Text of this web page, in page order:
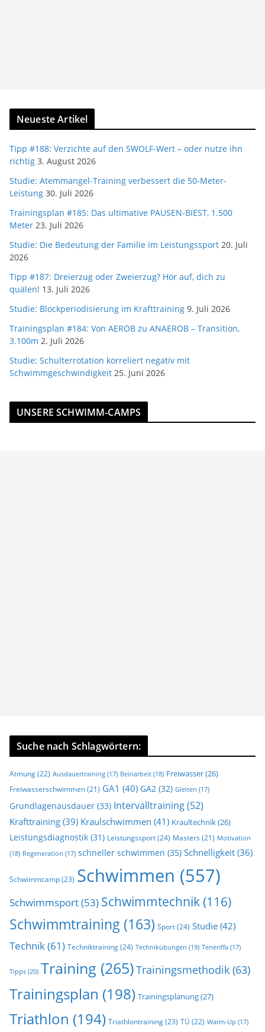
Neueste Artikel
Tipp #188: Verzichte auf den SWOLF-Wert – oder nutze ihn
richtig 3. August 2026
Studie: Atemmangel-Training verbessert die 50-Meter-
Leistung 30. Juli 2026
Trainingsplan #185: Das ultimative PAUSEN-BIEST, 1.500
Meter 23. Juli 2026
Studie: Die Bedeutung der Familie im Leistungssport 20. Juli
2026
Tipp #187: Dreierzug oder Zweierzug? Hör auf, dich zu
quälen! 13. Juli 2026
Studie: Blockperiodisierung im Krafttraining 9. Juli 2026
Trainingsplan #184: Von AEROB zu ANAEROB – Transition,
3.100m 2. Juli 2026
Studie: Schulterrotation korreliert negativ mit
Schwimmgeschwindigkeit 25. Juni 2026
UNSERE SCHWIMM-CAMPS
Suche nach Schlagwörtern:
Atmung(22) Ausdauertraining (17) Beinarbeit (18) Freiwasser(26)
Freiwasserschwimmen (21) GA1 (40) GA2 (32) Gleiten (17)
Grundlagenausdauer (33) Intervalltraining(52)
Krafttraining (39) Kraulschwimmen (41) Kraultechnik(26)
Leistungsdiagnostik (31) Leistungssport(24) Masters (21) Motivation
(18) Regeneration (17) schneller schwimmen (35) Schnelligkeit (36)
Schwimmcamp(23) Schwimmen (557)
Schwimmsport(53) Schwimmtechnik(116)
Schwimmtraining (163) Sport(24) Studie (42)
Technik(61) Techniktraining(24) Technikübungen (19) Teneriffa (17)
Tipps (20) Training (265)Trainingsmethodik (63)
Trainingsplan (198) Trainingsplanung(27)
Triathlon (194) Triathlontraining(23) TÜ (22) Warm-Up (17)